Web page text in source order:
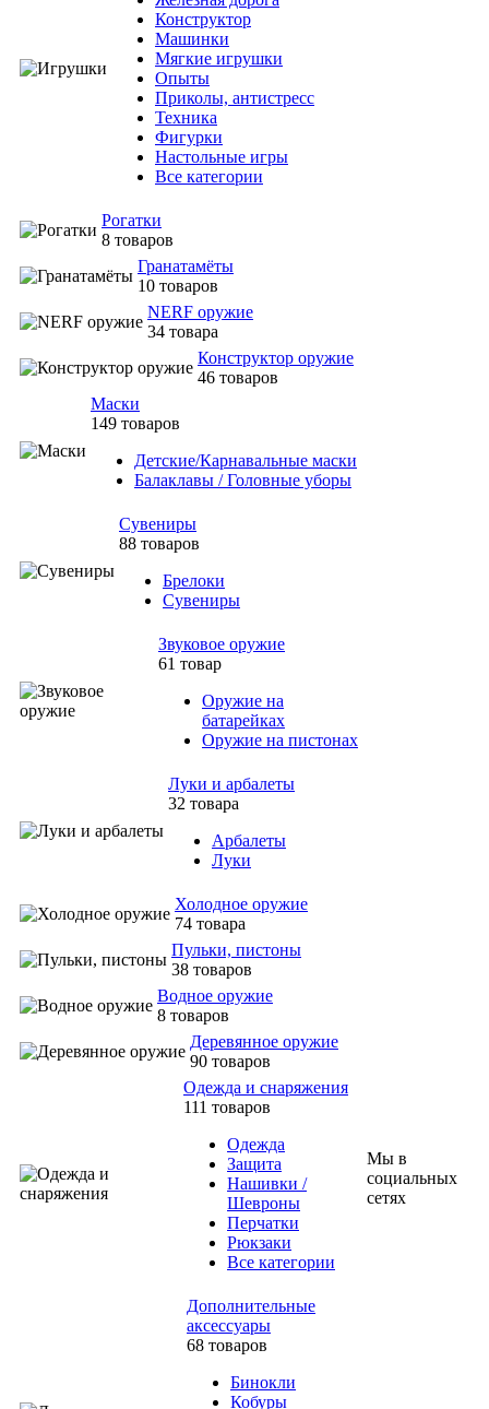
Конструктор
Машинки
Мягкие игрушки
Опыты
Приколы, антистресс
Техника
Фигурки
Настольные игры
Все категории
Рогатки
8 товаров
Гранатамёты
10 товаров
NERF оружие
34 товара
Конструктор оружие
46 товаров
Маски
149 товаров
Детские/Карнавальные маски
Балаклавы / Головные уборы
Сувениры
88 товаров
Брелоки
Сувениры
Звуковое оружие
61 товар
Оружие на
батарейках
Оружие на пистонах
Луки и арбалеты
32 товара
Арбалеты
Луки
Холодное оружие
74 товара
Пульки, пистоны
38 товаров
Водное оружие
8 товаров
Деревянное оружие
90 товаров
Одежда и снаряжения
111 товаров
Одежда
Защита
Нашивки /
Шевроны
Перчатки
Рюкзаки
Все категории
Дополнительные
аксессуары
68 товаров
Бинокли
Кобуры
Мы в
социальных
сетях